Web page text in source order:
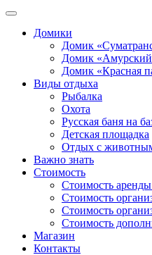
Домики
Домик
Домик
Домик «Красная
Виды отдыха
Рыбалка
Охота
Русская баня на
Детская площадка
Отдых с
Важно знать
Стоимость
Стоимость
Стоимость
Стоимость
Стоимость
Магазин
Контакты